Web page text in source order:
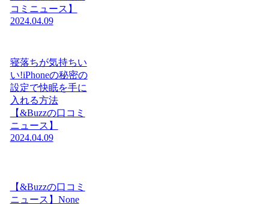
コミニュース】
2024.04.09
寝落ちが気持ちい
い!iPhoneの秘密の
設定で快眠を手に
入れる方法
【&Buzzの口コミ
ニュース】
2024.04.09
【&Buzzの口コミ
ニュース】None